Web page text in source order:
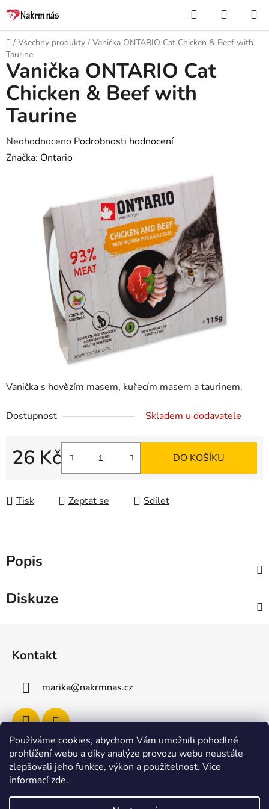
Používáme cookies, abychom Vám umožnili pohodlné
prohlížení webu a díky analýze provozu webu neustále
zlepšovali jeho funkce, výkon a použitelnost. Více
informacízde.
Přejít
na
obsah
Hledat
KOŠÍK
Domů
/ Všechny produkty / Vanička ONTARIO Cat Chicken & Beef with
Taurine
Vanička s hovězím masem, kuřecím masem a taurinem.
Dostupnost Skladem u dodavatele
26 Kč
Měrná cena:
DO KOŠÍKU
Tisk Zeptat se Sdílet
Vanička ONTARIO Cat
Chicken & Beef with
Taurine
Průměrné
hodnocení
hvězdiček.
Neohodnoceno Podrobnosti hodnocení
Značka: Ontario
Popis
Diskuze
Kontakt
marika@nakrmnas.cz
Facebook